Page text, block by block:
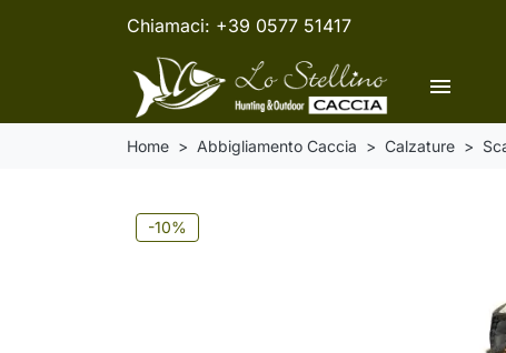
Chiamaci: +39 0577 51417
menu
Home Abbigliamento Caccia Calzature
-10%